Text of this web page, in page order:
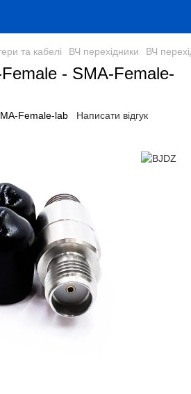
та кабелі ВЧ перехідники ВЧ
- SMA-Female-
Female-lab Написати відгук